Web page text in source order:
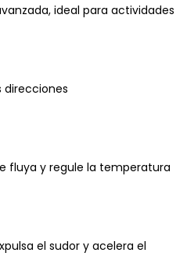
ideal para actividades
direcciones
fluya y regule la temperatura
el sudor y acelera el